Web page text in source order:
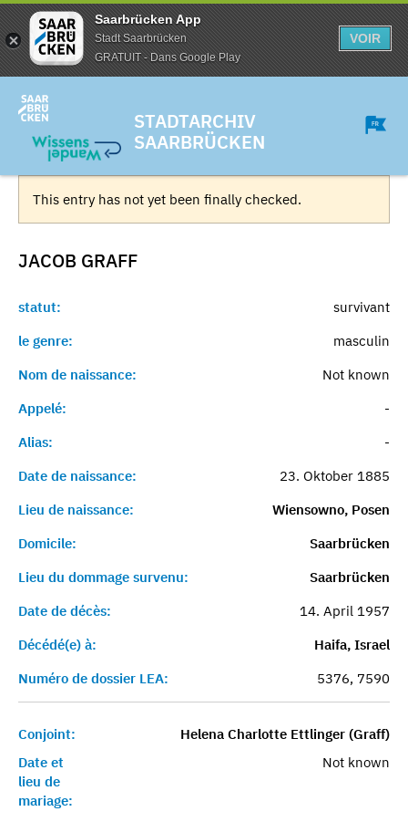
Saarbrücken App
Stadt Saarbrücken
GRATUIT - Dans Google Play
VOIR
STADTARCHIV
SAARBRÜCKEN
This entry has not yet been finally checked.
JACOB GRAFF
statut:
survivant
le genre:
masculin
Nom de naissance:
Not known
Appelé:
-
Alias:
-
Date de naissance:
23. Oktober 1885
Lieu de naissance:
Wiensowno, Posen
Domicile:
Saarbrücken
Lieu du dommage survenu:
Saarbrücken
Date de décès:
14. April 1957
Décédé(e) à:
Haifa, Israel
Numéro de dossier LEA:
5376, 7590
Conjoint:
Helena Charlotte Ettlinger (Graff)
Date et
lieu de
mariage:
Not known